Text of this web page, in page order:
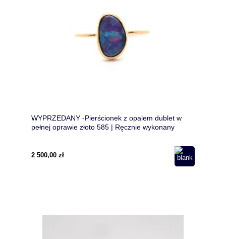
WYPRZEDANY -Pierścionek z opalem dublet w
pełnej oprawie złoto 585 | Ręcznie wykonany
2 500,00 zł